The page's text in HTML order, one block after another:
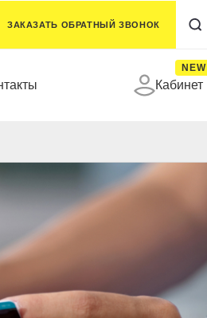
ЗАКАЗАТЬ ОБРАТНЫЙ ЗВОНОК
Кабинет
NEW